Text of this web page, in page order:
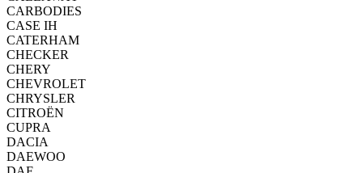
CARBODIES
CASE IH
CATERHAM
CHECKER
CHERY
CHEVROLET
CHRYSLER
CITROËN
CUPRA
DACIA
DAEWOO